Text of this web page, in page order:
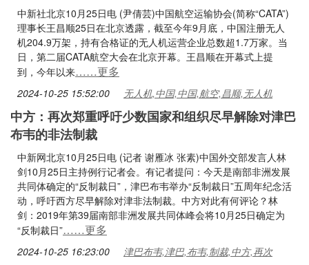
中新社北京10月25日电 (尹倩芸)中国航空运输协会(简称“CATA”)
理事长王昌顺25日在北京透露，截至今年9月底，中国注册无人
机204.9万架，持有合格证的无人机运营企业总数超1.7万家。当
日，第二届CATA航空大会在北京开幕。王昌顺在开幕式上提
到，今年以来……更多
2024-10-25 15:52:00 无人机,中国,中国,航空,昌顺,无人机
中方：再次郑重呼吁少数国家和组织尽早解除对津巴
布韦的非法制裁
中新网北京10月25日电 (记者 谢雁冰 张素)中国外交部发言人林
剑10月25日主持例行记者会。有记者提问：今天是南部非洲发展
共同体确定的“反制裁日”，津巴布韦举办“反制裁日”五周年纪念活
动，呼吁西方尽早解除对津非法制裁。中方对此有何评论？林
剑：2019年第39届南部非洲发展共同体峰会将10月25日确定为
“反制裁日”……更多
2024-10-25 16:23:00 津巴布韦,津巴,布韦,制裁,中方,再次